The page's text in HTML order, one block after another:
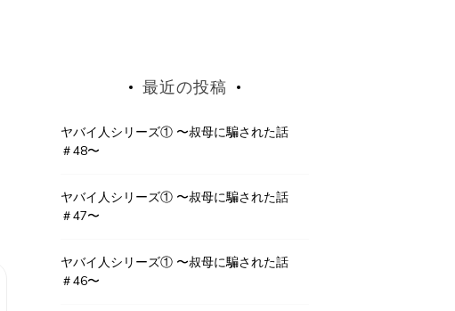
最近の投稿
ヤバイ人シリーズ① 〜叔母に騙された話
＃48〜
ヤバイ人シリーズ① 〜叔母に騙された話
＃47〜
ヤバイ人シリーズ① 〜叔母に騙された話
＃46〜